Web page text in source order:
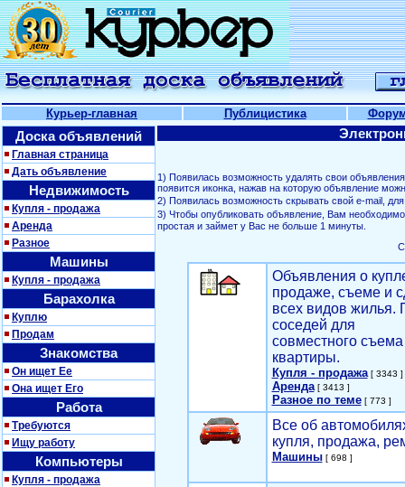
Курьер-главная Публицистика
Доска объявлений
Главная страница
Дать объявление
Недвижимость
Купля - продажа
Аренда
Разное
Машины
Купля - продажа
Барахолка
Куплю
Продам
Знакомства
Он ищет Ее
Она ищет Его
Работа
Требуются
Ищу работу
Компьютеры
Купля - продажа
1) Появилась возможность удалять свои
появится иконка, нажав на которую объявление
2) Появилась возможность скрывать свой е-mail,
3) Чтобы опубликовать объявление, Вам
простая и займет у Вас не больше 1 минуты.
Объявления о
продаже, съеме и
всех видов жилья.
соседей для
совместного съема
квартиры.
Купля - продажа[ 3343 ]
Аренда[ 3413 ]
Разное по теме[ 773 ]
Все об
купля, продажа,
Машины[ 698 ]